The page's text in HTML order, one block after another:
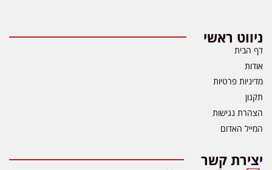
ניווט ראשי
דף הבית
אודות
מדיניות פרטיות
תקנון
הצהרת נגישות
המייל האדום
יצירת קשר